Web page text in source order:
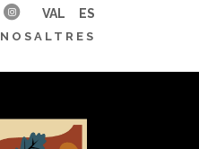
ES
VAL
NOSALTRES